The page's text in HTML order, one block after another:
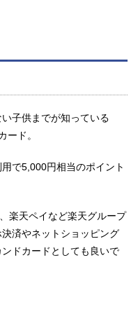
子供までが知っている
ード。
で5,000円相当のポイント
楽天ペイなど楽天グループ
済やネットショッピング
ドカードとしても良いで